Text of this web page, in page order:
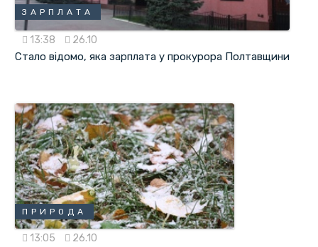
ЗАРПЛАТА
13:38 26.10
Стало відомо, яка зарплата у прокурора Полтавщини
ПРИРОДА
13:05 26.10